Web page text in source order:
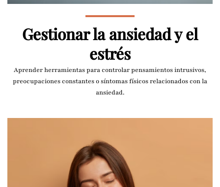
Gestionar la ansiedad y el
estrés
Aprender herramientas para controlar pensamientos intrusivos,
preocupaciones constantes o síntomas físicos relacionados con la
ansiedad.